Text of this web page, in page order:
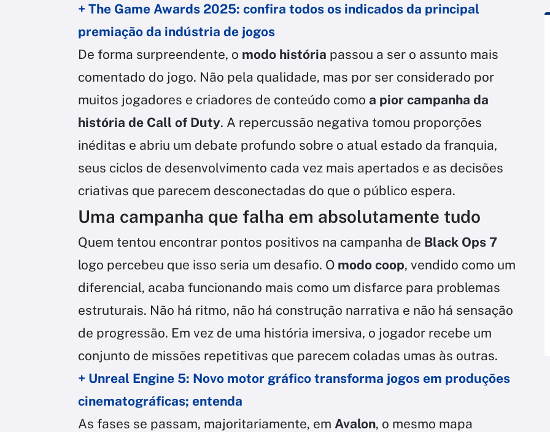
+ The Game Awards 2025: confira todos os indicados da principal
premiação da indústria de jogos
De forma surpreendente, o modo história passou a ser o assunto mais
comentado do jogo. Não pela qualidade, mas por ser considerado por
muitos jogadores e criadores de conteúdo como a pior campanha da
história de Call of Duty. A repercussão negativa tomou proporções
inéditas e abriu um debate profundo sobre o atual estado da franquia,
seus ciclos de desenvolvimento cada vez mais apertados e as decisões
criativas que parecem desconectadas do que o público espera.
Uma campanha que falha em absolutamente tudo
Quem tentou encontrar pontos positivos na campanha de Black Ops 7
logo percebeu que isso seria um desafio. O modo coop, vendido como um
diferencial, acaba funcionando mais como um disfarce para problemas
estruturais. Não há ritmo, não há construção narrativa e não há sensação
de progressão. Em vez de uma história imersiva, o jogador recebe um
conjunto de missões repetitivas que parecem coladas umas às outras.
+ Unreal Engine 5: Novo motor gráfico transforma jogos em produções
cinematográficas; entenda
As fases se passam, majoritariamente, em Avalon, o mesmo mapa